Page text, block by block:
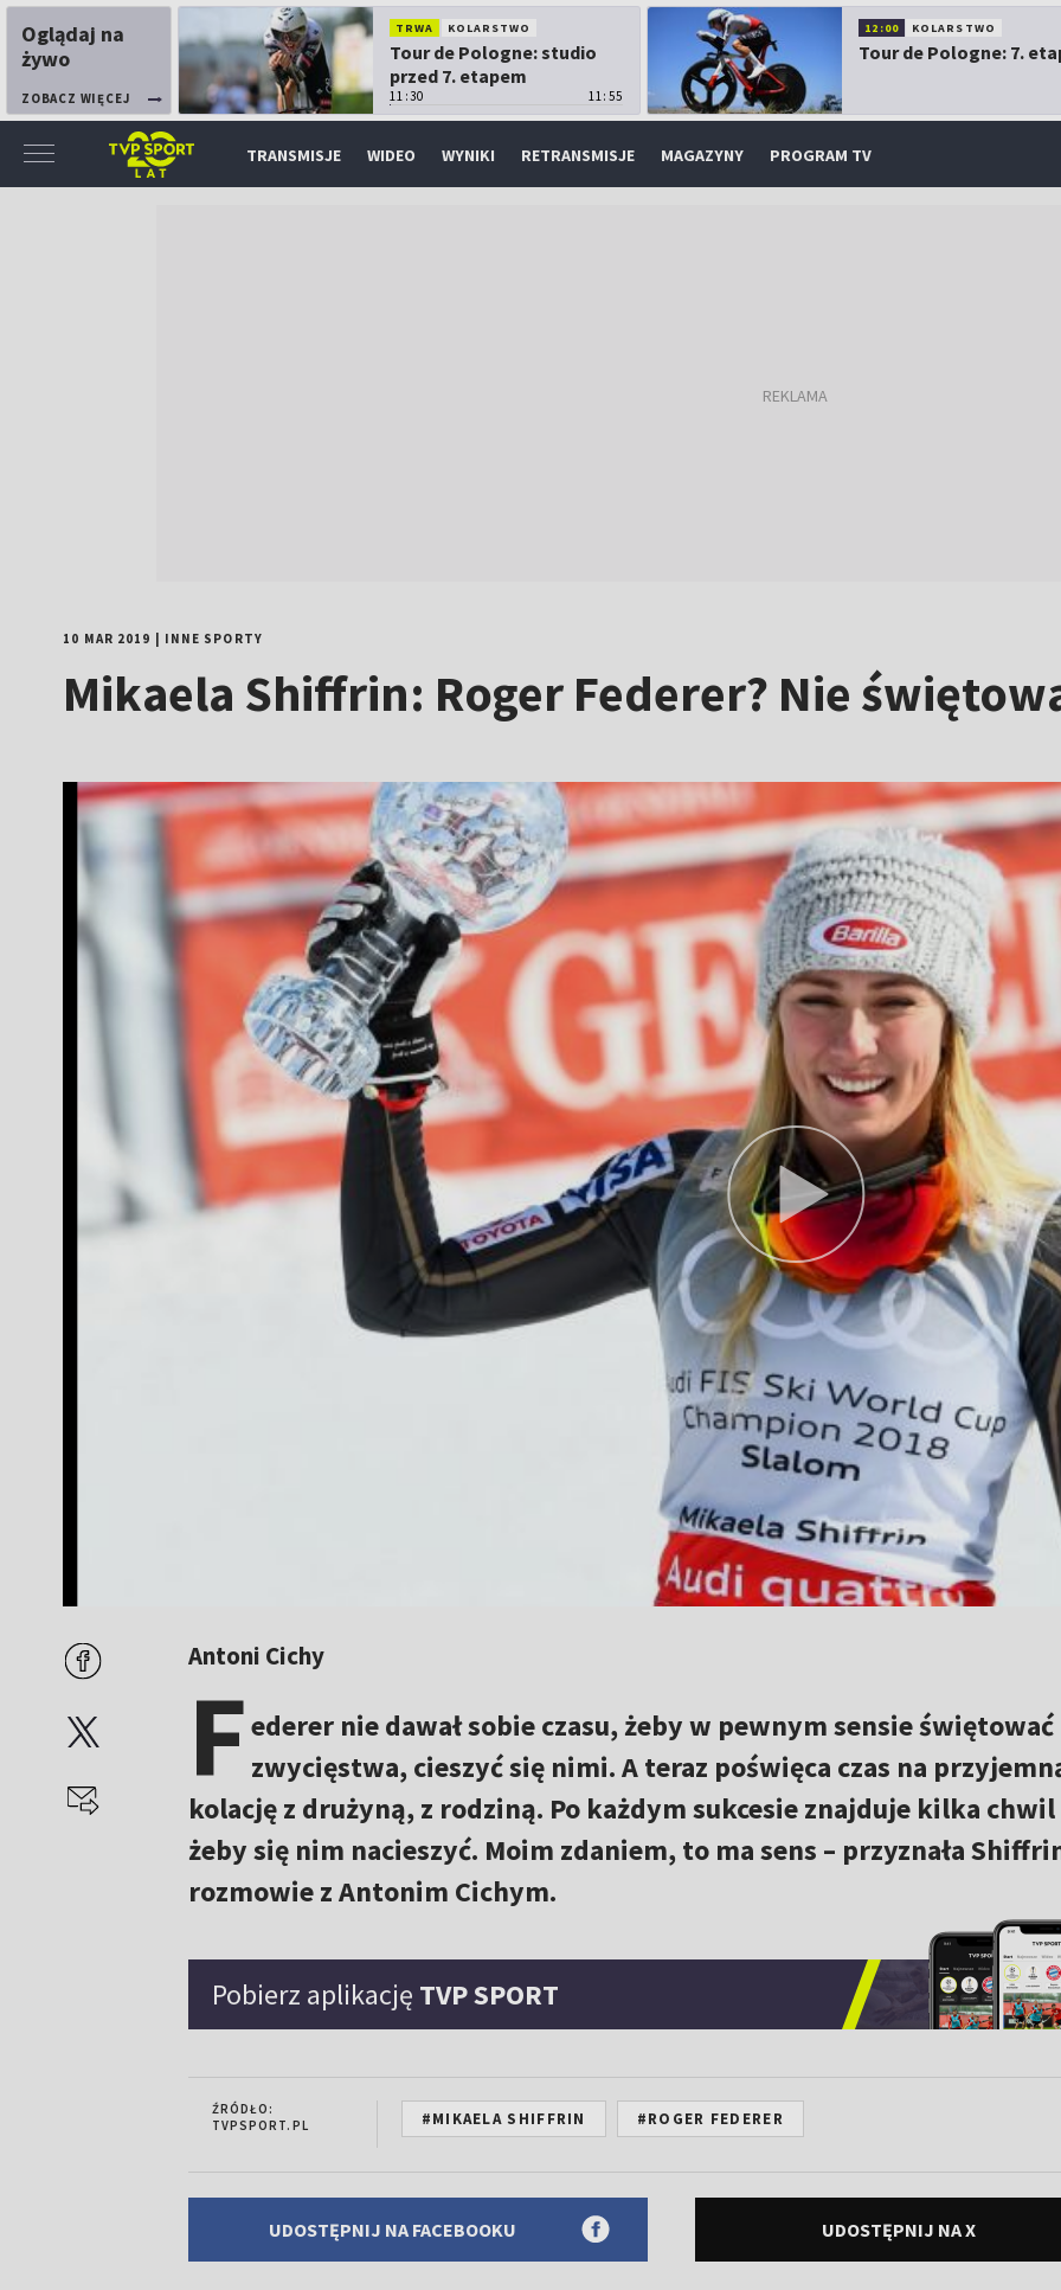
Oglądaj na
żywo
ZOBACZ WIĘCEJ
TRWA KOLARSTWO
Tour de Pologne: studio
przed 7. etapem
11:30 11:55
12:00 KOLARSTWO
Tour de Pologne: 7.
TRANSMISJE WIDEO WYNIKI RETRANSMISJE MAGAZYNY PROGRAM TV
10 MAR 2019 INNE SPORTY
Mikaela Shiffrin: Roger Federer? Nie
Antoni Cichy
Federer nie dawał sobie czasu, żeby w pewnym sensie świętować
zwycięstwa, cieszyć się nimi. A teraz poświęca czas na
kolację z drużyną, z rodziną. Po każdym sukcesie znajduje kilka
żeby się nim nacieszyć. Moim zdaniem, to ma sens – przyznała
rozmowie z Antonim Cichym.
Pobierz aplikację TVP SPORT
ŹRÓDŁO:
TVPSPORT.PL
#MIKAELA SHIFFRIN #ROGER FEDERER
UDOSTĘPNIJ NA FACEBOOKU UDOSTĘPNIJ NA X